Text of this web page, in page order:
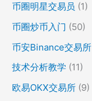
币圈明星交易员 (1)
币圈炒币入门 (50)
币安Binance交易所
技术分析教学 (11)
欧易OKX交易所 (9)